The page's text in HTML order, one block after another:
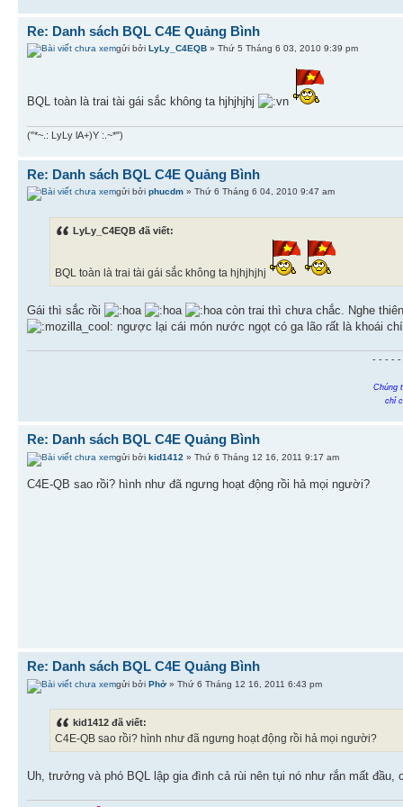
Re: Danh sách BQL C4E Quảng Bình
gửi bởi LyLy_C4EQB » Thứ 5 Tháng 6 03, 2010 9:39 pm
BQL toàn là trai tài gái sắc không ta hjhjhjhj
("*~.: LyLy lA+)Y :.~*")
Re: Danh sách BQL C4E Quảng Bình
gửi bởi phucdm » Thứ 6 Tháng 6 04, 2010 9:47 am
LyLy_C4EQB đã viết:
BQL toàn là trai tài gái sắc không ta hjhjhjhj
Gái thì sắc rồi
còn trai thì chưa chắc. Nghe
ngược lại cái món nước ngọt có ga lão rất là khoái
- - - -
Chúng
chỉ
Re: Danh sách BQL C4E Quảng Bình
gửi bởi kid1412 » Thứ 6 Tháng 12 16, 2011 9:17 am
C4E-QB sao rồi? hình như đã ngưng hoạt động rồi hả mọi người?
Re: Danh sách BQL C4E Quảng Bình
gửi bởi Phở » Thứ 6 Tháng 12 16, 2011 6:43 pm
kid1412 đã viết:
C4E-QB sao rồi? hình như đã ngưng hoạt động rồi hả mọi người?
Uh, trưởng và phó BQL lập gia đình cả rùi nên tụi nó như rắn mất